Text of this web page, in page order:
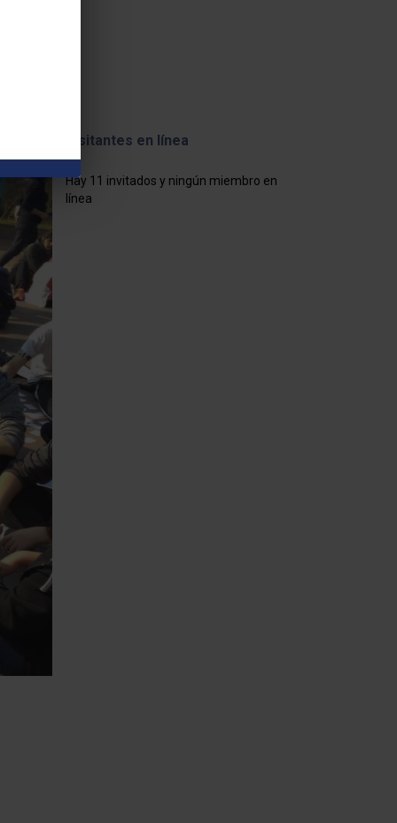
Visitantes en línea
Hay 11 invitados y ningún miembro en
línea